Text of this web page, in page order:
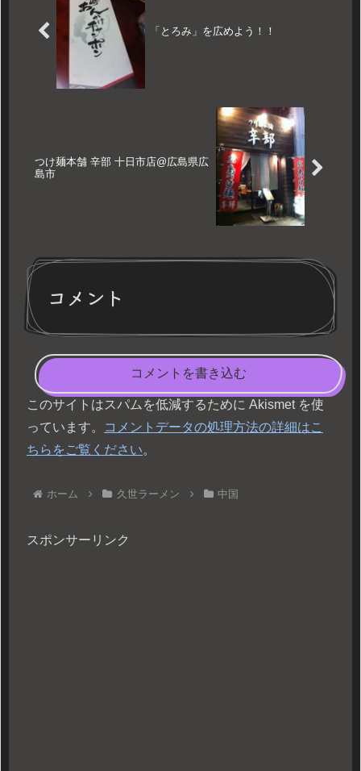
「とろみ」を広めよう！！
つけ麺本舗 辛部 十日市店@広島県広
島市
コメント
コメントを書き込む
このサイトはスパムを低減するために Akismet を使
っています。
コメントデータの処理方法の詳細はこ
ちらをご覧ください。
ホーム 久世ラーメン 中国
スポンサーリンク